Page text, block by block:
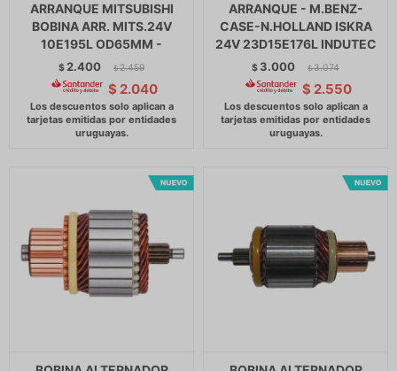
ARRANQUE MITSUBISHI
BOBINA ARR. MITS.24V
10E195L OD65MM -
$ 2.400 $ 2.459
$ 2.040
ARRANQUE - M.BENZ-
CASE-N.HOLLAND ISKRA
24V 23D15E176L INDUTEC
$ 3.000 $ 3.074
$ 2.550